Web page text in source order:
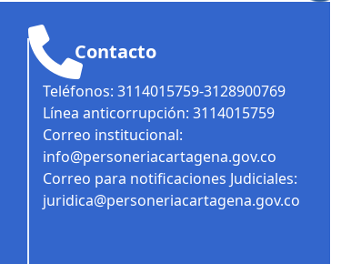
Contacto
Teléfonos: 3114015759-3128900769
Línea anticorrupción: 3114015759
Correo institucional:
info@personeriacartagena.gov.co
Correo para notificaciones Judiciales:
juridica@personeriacartagena.gov.co